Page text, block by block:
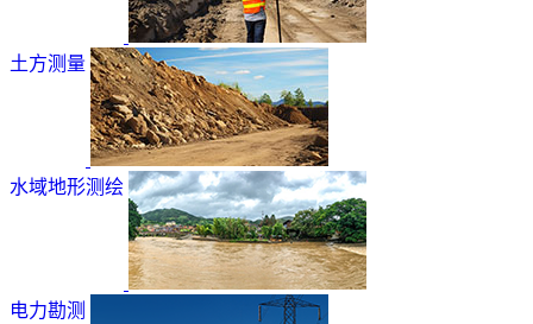
土方测量
水域地形测绘
电力勘测